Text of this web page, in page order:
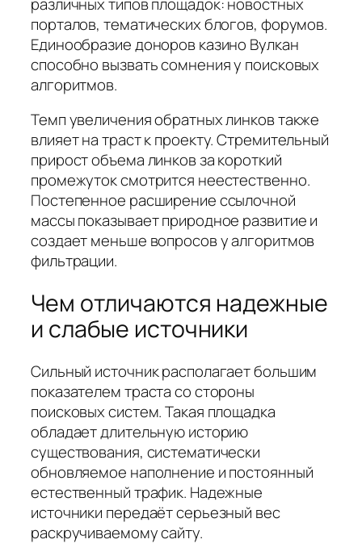
порталов, тематических блогов, форумов.
Единообразие доноров казино Вулкан
способно вызвать сомнения у поисковых
алгоритмов.
Темп увеличения обратных линков также
влияет на траст к проекту. Стремительный
прирост объема линков за короткий
промежуток смотрится неестественно.
Постепенное расширение ссылочной
массы показывает природное развитие и
создает меньше вопросов у алгоритмов
фильтрации.
Чем отличаются надежные
и слабые источники
Сильный источник располагает большим
показателем траста со стороны
поисковых систем. Такая площадка
обладает длительную историю
существования, систематически
обновляемое наполнение и постоянный
естественный трафик. Надежные
источники передаёт серьезный вес
раскручиваемому сайту.